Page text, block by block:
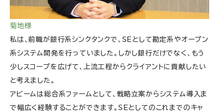
菊地様
私は、前職が銀行系シンクタンクで、SEとして勘定系やオープン
系システム開発を行っていました。しかし銀行だけでなく、もう
少しスコープを広げて、上流工程からクライアントに貢献したい
と考えました。
アビームは総合系ファームとして、戦略立案からシステム導入ま
で幅広く経験することができます。SEとしてのこれまでのキャ